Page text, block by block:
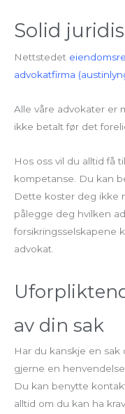
Solid
Nettstedet
advokatfirma
Alle våre advokater er
ikke betalt før det
Hos oss vil du alltid få
kompetanse. Du kan
Dette koster deg ikke
pålegge deg hvilken
forsikringsselskapene
advokat.
av din sak
Har du kanskje en sak
gjerne en
Du kan benytte
alltid om du kan ha